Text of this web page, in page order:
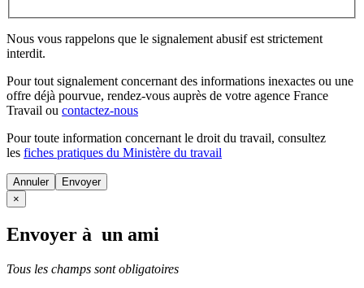
Nous vous rappelons que le signalement abusif est strictement
interdit.
Pour tout signalement concernant des informations inexactes ou une
offre déjà pourvue, rendez-vous auprès de votre agence France
Travail ou contactez-nous
Pour toute information concernant le droit du travail, consultez
les fiches pratiques du Ministère du travail
Annuler
×
Envoyer à un ami
Tous les champs sont obligatoires